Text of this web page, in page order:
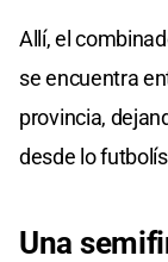
Allí, el
se encuentra
provincia,
desde lo
Una